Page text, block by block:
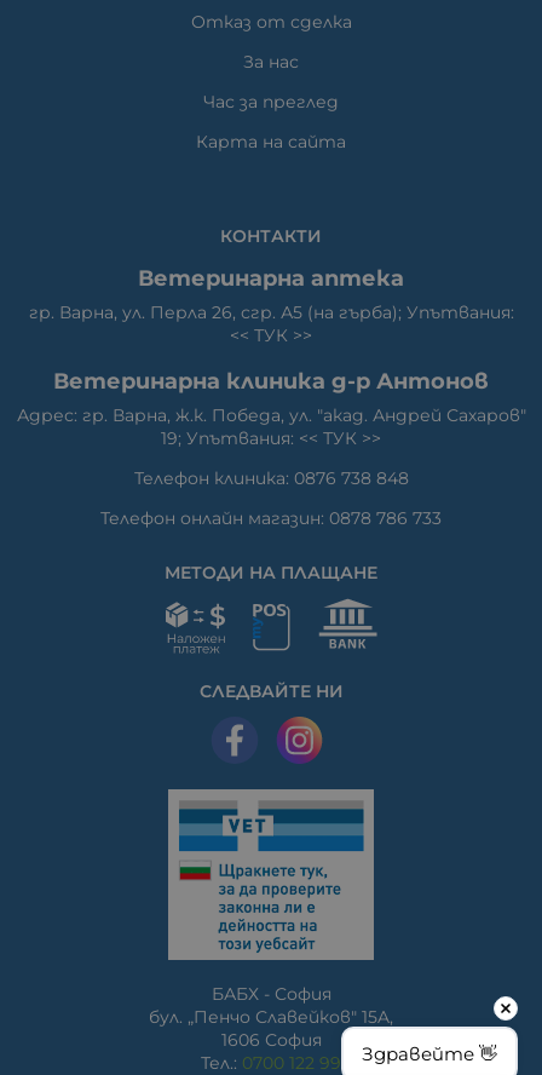
Отказ от сделка
За нас
Час за преглед
Карта на сайта
КОНТАКТИ
Ветеринарна аптека
гр. Варна, ул. Перла 26, сгр. А5 (на гърба); Упътвания:
<< ТУК >>
Ветеринарна клиника д-р Антонов
Адрес: гр. Варна, ж.к. Победа, ул. "акад. Андрей Сахаров"
19; Упътвания: << ТУК >>
Телефон клиника: 0876 738 848
Телефон онлайн магазин: 0878 786 733
МЕТОДИ НА ПЛАЩАНЕ
СЛЕДВАЙТЕ НИ
БАБХ - София
бул. „Пенчо Славейков" 15A,
1606 София
Тел.: 0700 122 99 Здравейте 👋